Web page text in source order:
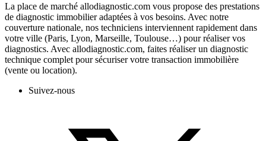
La place de marché allodiagnostic.com vous propose des prestations
de diagnostic immobilier adaptées à vos besoins. Avec notre
couverture nationale, nos techniciens interviennent rapidement dans
votre ville (Paris, Lyon, Marseille, Toulouse…) pour réaliser vos
diagnostics. Avec allodiagnostic.com, faites réaliser un diagnostic
technique complet pour sécuriser votre transaction immobilière
(vente ou location).
Suivez-nous